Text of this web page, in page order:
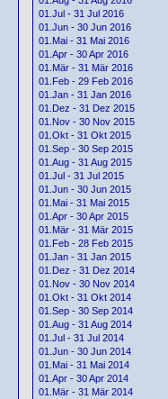
01.Jul - 31 Jul 2016
01.Jun - 30 Jun 2016
01.Mai - 31 Mai 2016
01.Apr - 30 Apr 2016
01.Mär - 31 Mär 2016
01.Feb - 29 Feb 2016
01.Jan - 31 Jan 2016
01.Dez - 31 Dez 2015
01.Nov - 30 Nov 2015
01.Okt - 31 Okt 2015
01.Sep - 30 Sep 2015
01.Aug - 31 Aug 2015
01.Jul - 31 Jul 2015
01.Jun - 30 Jun 2015
01.Mai - 31 Mai 2015
01.Apr - 30 Apr 2015
01.Mär - 31 Mär 2015
01.Feb - 28 Feb 2015
01.Jan - 31 Jan 2015
01.Dez - 31 Dez 2014
01.Nov - 30 Nov 2014
01.Okt - 31 Okt 2014
01.Sep - 30 Sep 2014
01.Aug - 31 Aug 2014
01.Jul - 31 Jul 2014
01.Jun - 30 Jun 2014
01.Mai - 31 Mai 2014
01.Apr - 30 Apr 2014
01.Mär - 31 Mär 2014